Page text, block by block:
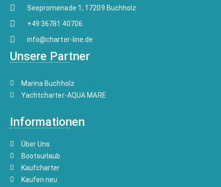
Seepromenade 1, 17209 Buchholz
+49 36781 40706
info@charter-line.de
Unsere Partner
Marina Buchholz
Yachtcharter-AQUA MARE
Informationen
Über Uns
Bootsurlaub
Kaufcharter
Kaufen neu